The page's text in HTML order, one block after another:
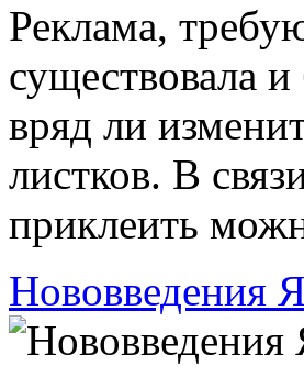
Реклама,
существовала
вряд ли
листков. В
приклеить
Нововведения